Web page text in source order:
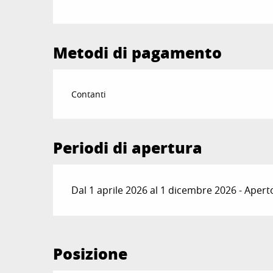
Metodi di pagamento
Contanti
Periodi di apertura
Dal 1 aprile 2026 al 1 dicembre 2026 -
Posizione